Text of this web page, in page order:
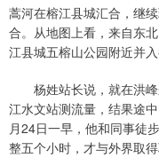
蒿河在榕江县城汇合，继
合。从地图上看，来自东
江县城五榕山公园附近并
杨姓站长说，就在洪峰
江水文站测流量，结果途
月24日一早，他和同事徒
整五个小时，才与外界取得